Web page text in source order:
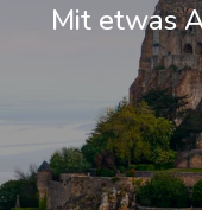
Mit etwas